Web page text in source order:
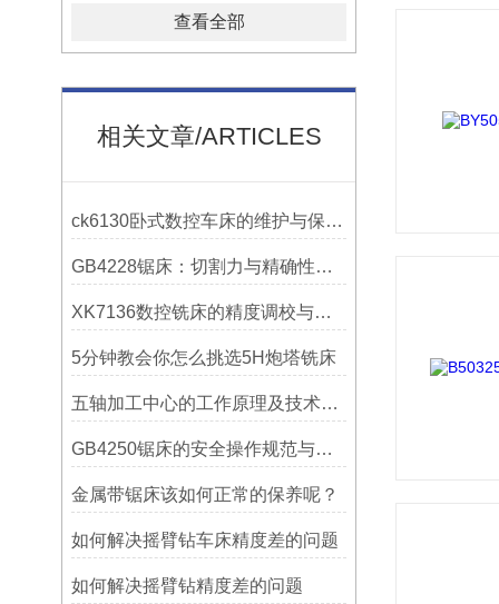
查看全部
相关文章/ARTICLES
ck6130卧式数控车床的维护与保养策略
GB4228锯床：切割力与精确性的结合
XK7136数控铣床的精度调校与性能优化
5分钟教会你怎么挑选5H炮塔铣床
五轴加工中心的工作原理及技术优势
GB4250锯床的安全操作规范与注意事项
金属带锯床该如何正常的保养呢？
如何解决摇臂钻车床精度差的问题
如何解决摇臂钻精度差的问题